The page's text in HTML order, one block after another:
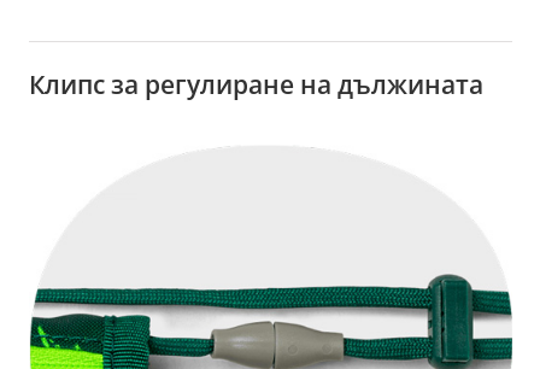
Клипс за регулиране на дължината